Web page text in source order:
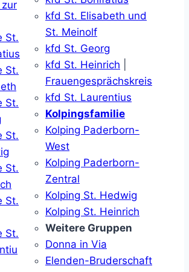
St.
St.
St.
St.
St.
St.
St.
kfd St. Elisabeth und
St. Meinolf
kfd St. Georg
kfd St. Heinrich
Frauengesprächskreis
kfd St. Laurentius
Kolpingsfamilie
Kolping Paderborn-
West
Kolping Paderborn-
Zentral
Kolping St. Hedwig
Kolping St. Heinrich
Weitere Gruppen
Donna in Via
Elenden-Bruderschaft